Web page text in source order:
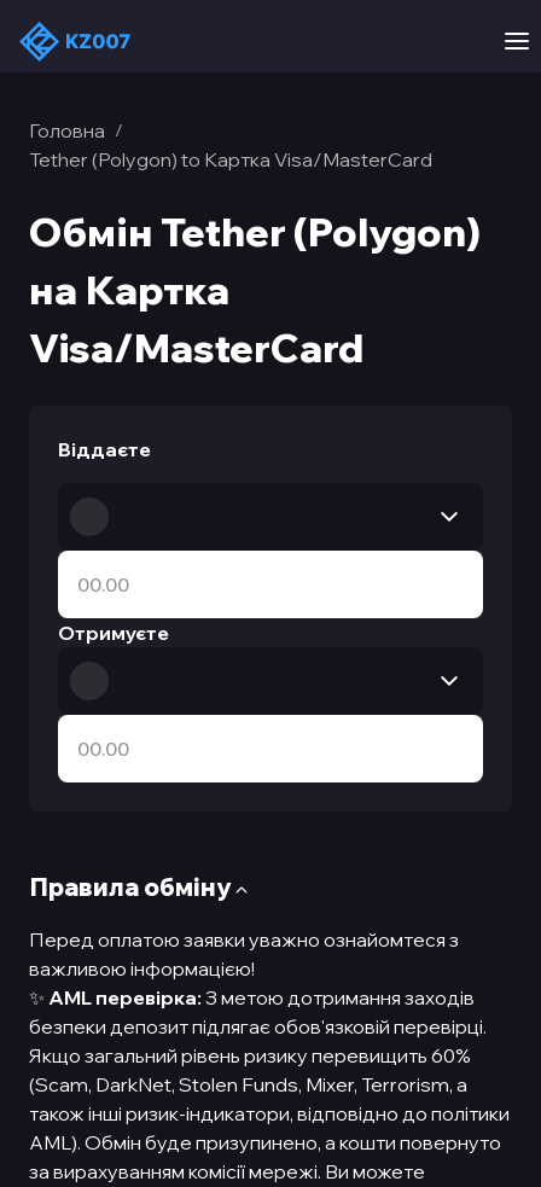
Головна /
Tether (Polygon) to Картка Visa/MasterCard
Обмін Tether (Polygon)
на Картка
Visa/MasterCard
Правила обмiну
Перед оплатою заявки уважно ознайомтеся з
важливою інформацією!
✨ AML перевірка: З метою дотримання заходів
безпеки депозит підлягає обов'язковій перевірці.
Якщо загальний рівень ризику перевищить 60%
(Scam, DarkNet, Stolen Funds, Mixer, Terrorism, а
також інші ризик-індикатори, відповідно до політики
AML). Обмін буде призупинено, а кошти повернуто
за вирахуванням комісії мережі. Ви можете
Віддаєте
Отримуєте